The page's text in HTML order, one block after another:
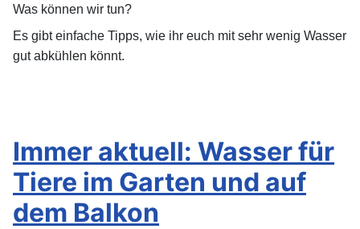
Was können wir tun?
Es gibt einfache Tipps, wie ihr euch mit sehr wenig Wasser
gut abkühlen könnt.
Immer aktuell: Wasser für
Tiere im Garten und auf
dem Balkon